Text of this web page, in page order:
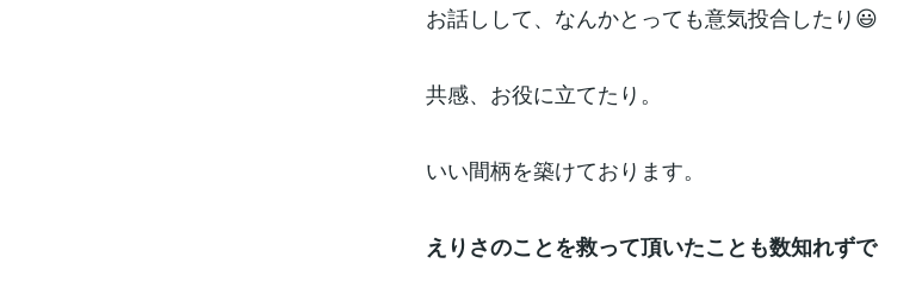
お話しして、なんかとっても意気投合したり😃
共感、お役に立てたり。
いい間柄を築けております。
えりさのことを救って頂いたことも数知れずで